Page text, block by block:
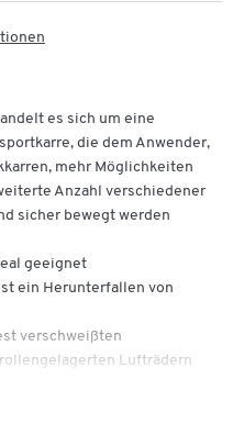
es sich um eine
die dem Anwender,
mehr Möglichkeiten
Anzahl verschiedener
sicher bewegt werden
geeignet
ein Herunterfallen von
verschweißten
Lufträdern
(RAL 5010)